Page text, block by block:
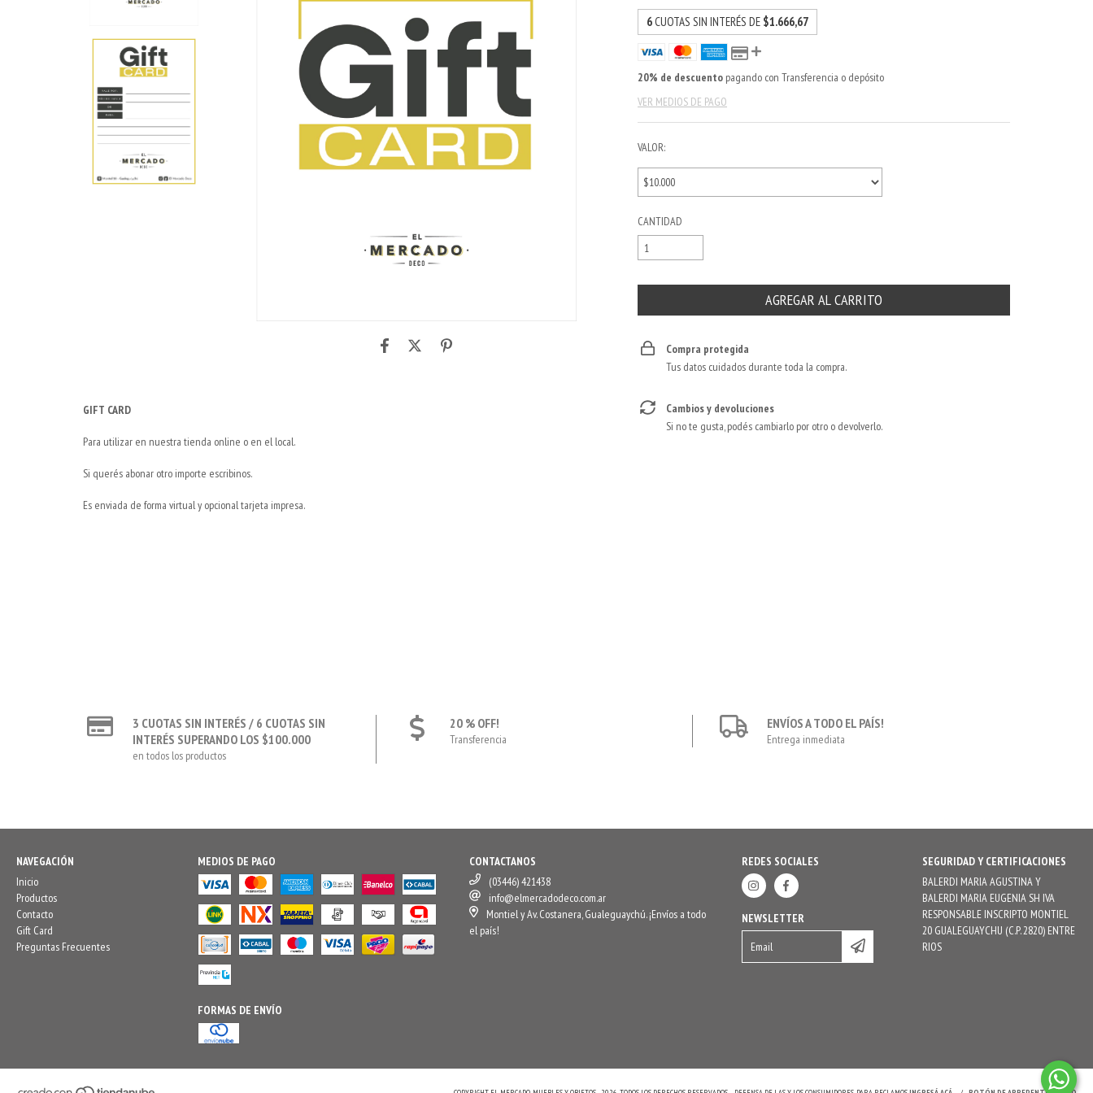
GIFT CARD
Para utilizar en nuestra tienda online o en el local.
Si querés abonar otro importe escribinos.
Es enviada de forma virtual y opcional tarjeta impresa.
6CUOTAS SIN INTERÉS DE $1.666,67
20% de descuento pagando con Transferencia o depósito
VER MEDIOS DE PAGO
VALOR:
CANTIDAD
Compra protegida
Tus datos cuidados durante toda la compra.
Cambios y devoluciones
Si no te gusta, podés cambiarlo por otro o devolverlo.
3 CUOTAS SIN INTERÉS / 6 CUOTAS SIN
INTERÉS SUPERANDO LOS $100.000
en todos los productos
20 % OFF!
Transferencia
ENVÍOS A TODO EL PAÍS!
Entrega inmediata
NAVEGACIÓN
Inicio
Productos
Contacto
Gift Card
Preguntas Frecuentes
MEDIOS DE PAGO
FORMAS DE ENVÍO
CONTACTANOS
(03446) 421438
info@elmercadodeco.com.ar
Montiel y Av. Costanera, Gualeguaychú. ¡Envíos a todo
el país!
REDES SOCIALES
NEWSLETTER
SEGURIDAD Y CERTIFICACIONES
BALERDI MARIA AGUSTINA Y
BALERDI MARIA EUGENIA SH IVA
RESPONSABLE INSCRIPTO MONTIEL
20 GUALEGUAYCHU (C.P. 2820) ENTRE
RIOS